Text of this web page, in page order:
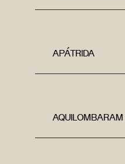
APÁTRIDA
AQUILOMBARAM